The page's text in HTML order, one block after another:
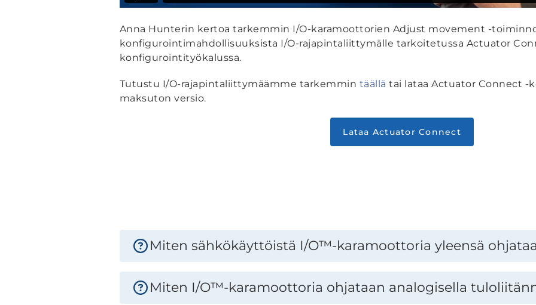
Anna Hunterin kertoa tarkemmin I/O-karamoottorien Adjust movement -
konfigurointimahdollisuuksista I/O-rajapintaliittymälle tarkoitetussa Actuator
konfigurointityökalussa.
Tutustu I/O-rajapintaliittymäämme tarkemmin täällä tai lataa Actuator Connect -
maksuton versio.
Lataa Actuator Connect
Miten sähkökäyttöistä I/O™-karamoottoria yleensä
Miten I/O™-karamoottoria ohjataan analogisella